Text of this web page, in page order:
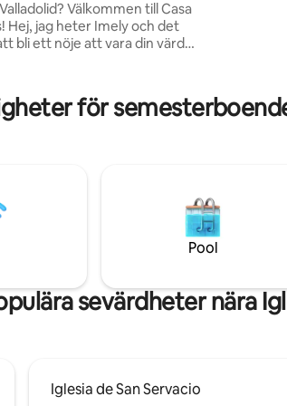
till Casa
Hej, jag heter Imely och det
bli ett nöje att vara din värd.
och privat Premium-svit. Njut
och trevlig vistelse hos
tid.
för
Pool
sevärdheter nära
Iglesia de San Servacio